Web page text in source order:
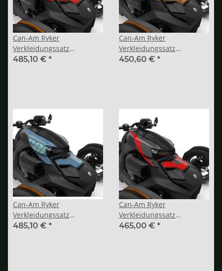
Can-Am Ryker
Verkleidungssatz
„Exclusive“ Crimson Rush
485,10 € *
Can-Am Ryker
Verkleidungssatz
„Exclusive“ Gold Rush
450,60 € *
Can-Am Ryker
Verkleidungssatz
„Exclusive“ Blue Abyss
485,10 € *
Can-Am Ryker
Verkleidungssatz
„Exclusive“ Diablo Red
465,00 € *